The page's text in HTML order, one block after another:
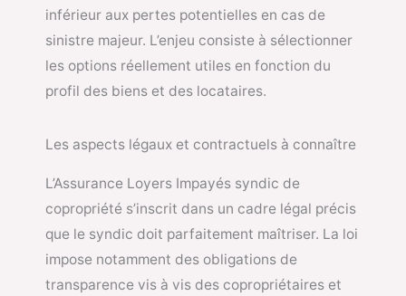
inférieur aux pertes potentielles en cas de
sinistre majeur. L’enjeu consiste à sélectionner
les options réellement utiles en fonction du
profil des biens et des locataires.
Les aspects légaux et contractuels à connaître
L’Assurance Loyers Impayés syndic de
copropriété s’inscrit dans un cadre légal précis
que le syndic doit parfaitement maîtriser. La loi
impose notamment des obligations de
transparence vis à vis des copropriétaires et